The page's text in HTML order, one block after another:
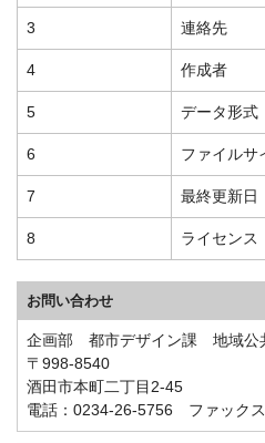
3 連絡先
4 作成者
5 データ形式
6 ファイルサ
7 最終更新日
8 ライセンス
お問い合わせ
企画部 都市デザイン課 地域公
〒998-8540
酒田市本町二丁目2-45
電話：0234-26-5756 ファック